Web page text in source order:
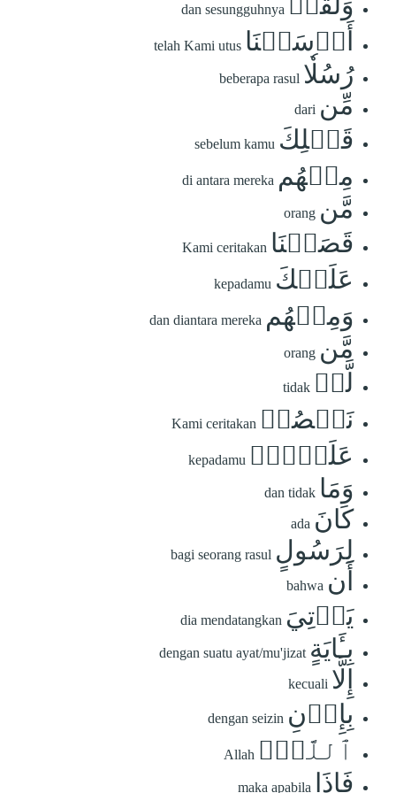
dan sesungguhnya
أَرۡسَلۡنَا telah Kami utus
رُسُلٗا beberapa rasul
مِّن dari
قَبۡلِكَ sebelum kamu
مِنۡهُم di antara mereka
مَّن orang
قَصَصۡنَا Kami ceritakan
عَلَيۡكَ kepadamu
وَمِنۡهُم dan diantara mereka
مَّن orang
لَّمۡ tidak
نَقۡصُصۡ Kami ceritakan
عَلَيۡكَۗ kepadamu
وَمَا dan tidak
كَانَ ada
لِرَسُولٍ bagi seorang rasul
أَن bahwa
يَأۡتِيَ dia mendatangkan
بِـَٔايَةٍ dengan suatu ayat/mu'jizat
إِلَّا kecuali
بِإِذۡنِ dengan seizin
ٱللَّهِۚ Allah
فَإِذَا maka apabila